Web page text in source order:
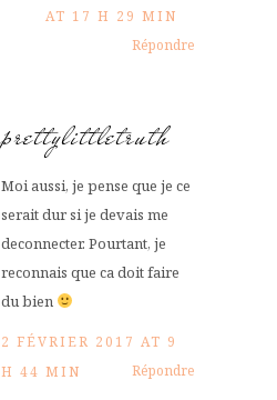
AT 17 H 29 MIN
Répondre
prettylittletruth
Moi aussi, je pense que je ce
serait dur si je devais me
deconnecter. Pourtant, je
reconnais que ca doit faire
du bien
2 FÉVRIER 2017 AT 9
H 44 MIN
Répondre